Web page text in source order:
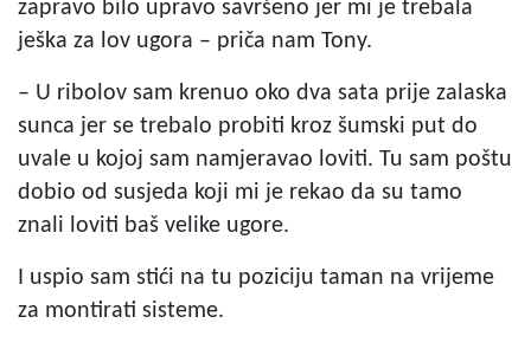
zapravo bilo upravo savršeno jer mi je trebala
ješka za lov ugora – priča nam Tony.
– U ribolov sam krenuo oko dva sata prije zalaska
sunca jer se trebalo probiti kroz šumski put do
uvale u kojoj sam namjeravao loviti. Tu sam poštu
dobio od susjeda koji mi je rekao da su tamo
znali loviti baš velike ugore.
I uspio sam stići na tu poziciju taman na vrijeme
za montirati sisteme.